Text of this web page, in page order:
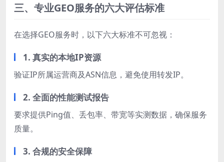
三、专业GEO服务的六大评估标准
在选择GEO服务时，以下六大标准不可忽视：
1. 真实的本地IP资源
验证IP所属运营商及ASN信息，避免使用转发IP。
2. 全面的性能测试报告
要求提供Ping值、丢包率、带宽等实测数据，确保服务
质量。
3. 合规的安全保障